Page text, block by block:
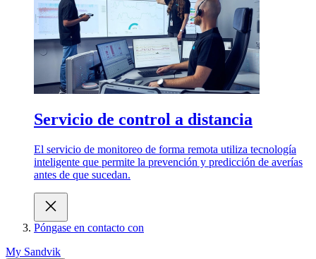
Servicio de control a distancia
El servicio de monitoreo de forma remota utiliza tecnología
inteligente que permite la prevención y predicción de averías
antes de que sucedan.
Póngase en contacto con
My Sandvik